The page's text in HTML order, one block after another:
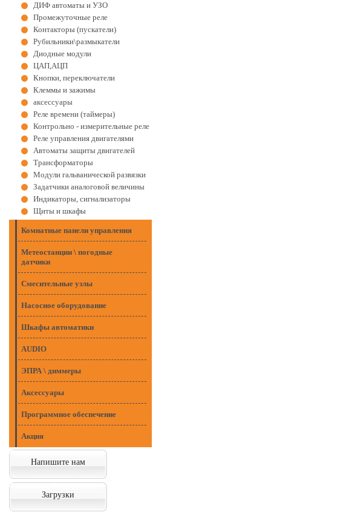
ДИФ автоматы и УЗО
Промежуточные реле
Контакторы (пускатели)
Рубильники\размыкатели
Диодные модули
ЦАП,АЦП
Кнопки, переключатели
Клеммы и зажимы
аксессуары
Реле времени (таймеры)
Контрольно - измерительные реле
Реле управления двигателями
Автоматы защиты двигателей
Трансформаторы
Модули гальванической развязки
Задатчики аналоговой величины
Индикаторы, сигнализаторы
Щиты и шкафы
Комнатные панели управления
Метеостанции \ погодные
датчики
Смесительные узлы
Насосное оборудование
Шкафы автоматики
AUDIO
ЭПРА \ диммеры
Аксессуары
Программное обеспечение
Акция
Напишите нам
Загрузки